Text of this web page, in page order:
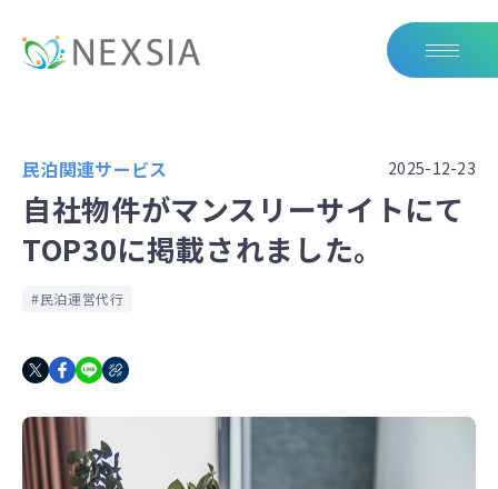
民泊関連サービス 2025-12-23
自社物件がマンスリーサイトにて
TOP30に掲載されました。
民泊運営代行